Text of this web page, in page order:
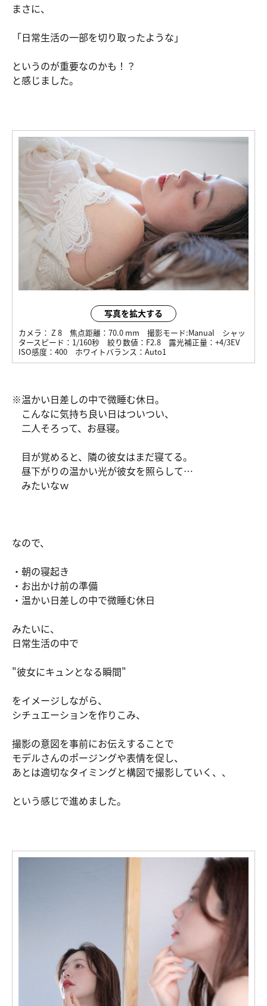
まさに、
「日常生活の一部を切り取ったような」
というのが重要なのかも！？
と感じました。
写真を拡大する
カメラ： Z 8 焦点距離： 70.0 mm 撮影モード:Manual
シャッ
タースピード： 1/160秒 絞り数値： F2.8 露光補正量： +4/3EV
ISO感度： 400 ホワイトバランス： Auto1
※温かい日差しの中で微睡む休日。
こんなに気持ち良い日はついつい、
二人そろって、お昼寝。
目が覚めると、隣の彼女はまだ寝てる。
昼下がりの温かい光が彼女を照らして…
みたいなｗ
なので、
・朝の寝起き
・お出かけ前の準備
・温かい日差しの中で微睡む休日
みたいに、
日常生活の中で
"彼女にキュンとなる瞬間"
をイメージしながら、
シチュエーションを作りこみ、
撮影の意図を事前にお伝えすることで
モデルさんのポージングや表情を促し、
あとは適切なタイミングと構図で撮影していく、、
という感じで進めました。